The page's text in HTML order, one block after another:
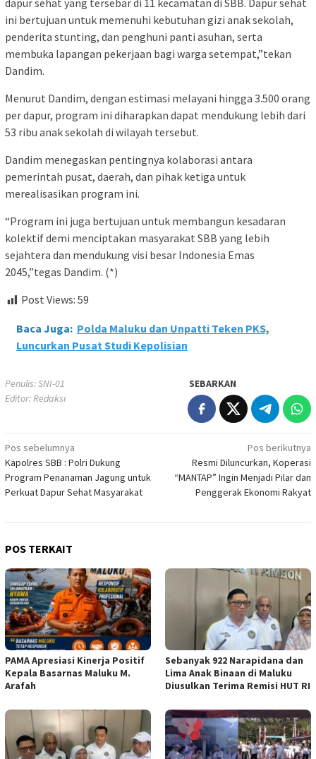
dapur sehat yang tersebar di 11 kecamatan di SBB. Dapur sehat
ini bertujuan untuk memenuhi kebutuhan gizi anak sekolah,
penderita stunting, dan penghuni panti asuhan, serta
membuka lapangan pekerjaan bagi warga setempat,”tekan
Dandim.
Menurut Dandim, dengan estimasi melayani hingga 3.500 orang
per dapur, program ini diharapkan dapat mendukung lebih dari
53 ribu anak sekolah di wilayah tersebut.
Dandim menegaskan pentingnya kolaborasi antara
pemerintah pusat, daerah, dan pihak ketiga untuk
merealisasikan program ini.
“Program ini juga bertujuan untuk membangun kesadaran
kolektif demi menciptakan masyarakat SBB yang lebih
sejahtera dan mendukung visi besar Indonesia Emas
2045,”tegas Dandim. (*)
Post Views: 59
Baca Juga: Polda Maluku dan Unpatti Teken PKS,
Luncurkan Pusat Studi Kepolisian
Penulis: SNI-01
Editor: Redaksi
SEBARKAN
Navigasi
pos
Pos sebelumnya
Kapolres SBB : Polri Dukung
Program Penanaman Jagung untuk
Perkuat Dapur Sehat Masyarakat
Pos berikutnya
Resmi Diluncurkan, Koperasi
“MANTAP” Ingin Menjadi Pilar dan
Penggerak Ekonomi Rakyat
POS TERKAIT
PAMA Apresiasi Kinerja Positif
Kepala Basarnas Maluku M.
Arafah
Sebanyak 922 Narapidana dan
Lima Anak Binaan di Maluku
Diusulkan Terima Remisi HUT RI